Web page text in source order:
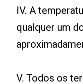
IV. A
qualquer um
V. Todos os